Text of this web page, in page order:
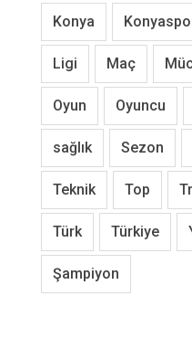
Konya
Ligi Maç
Oyun Oyuncu
sağlık Sezon
Teknik Top
Türk Türkiye
Şampiyon